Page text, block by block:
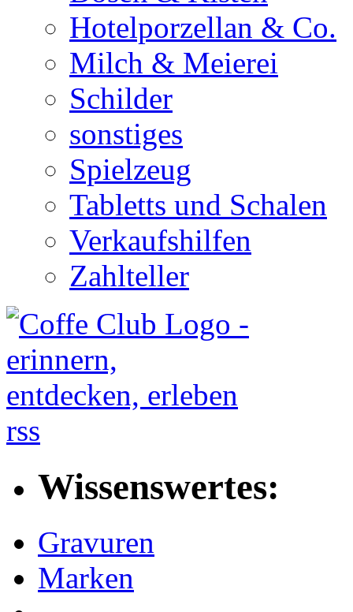
Hotelporzellan & Co.
Milch & Meierei
Schilder
sonstiges
Spielzeug
Tabletts und Schalen
Verkaufshilfen
Zahlteller
rss
Wissenswertes:
Gravuren
Marken